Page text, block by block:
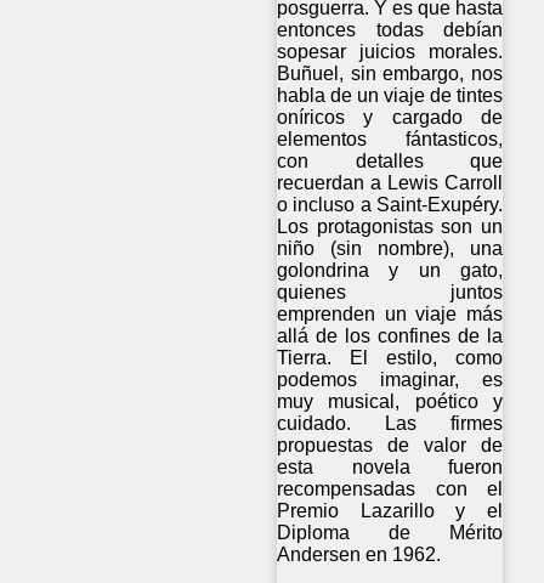
posguerra. Y es que hasta
entonces todas debían
sopesar juicios morales.
Buñuel, sin embargo, nos
habla de un viaje de tintes
oníricos y cargado de
elementos fántasticos,
con detalles que
recuerdan a Lewis Carroll
o incluso a Saint-Exupéry.
Los protagonistas son un
niño (sin nombre), una
golondrina y un gato,
quienes juntos
emprenden un viaje más
allá de los confines de la
Tierra. El estilo, como
podemos imaginar, es
muy musical, poético y
cuidado. Las firmes
propuestas de valor de
esta novela fueron
recompensadas con el
Premio Lazarillo y el
Diploma de Mérito
Andersen en 1962.